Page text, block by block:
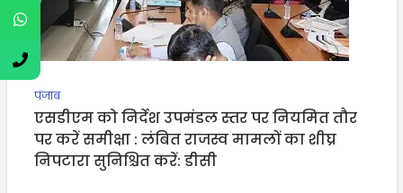
पंजाब
एसडीएम को निर्देश उपमंडल स्तर पर नियमित तौर
पर करें समीक्षा : लंबित राजस्व मामलों का शीघ्र
निपटारा सुनिश्चित करें: डीसी